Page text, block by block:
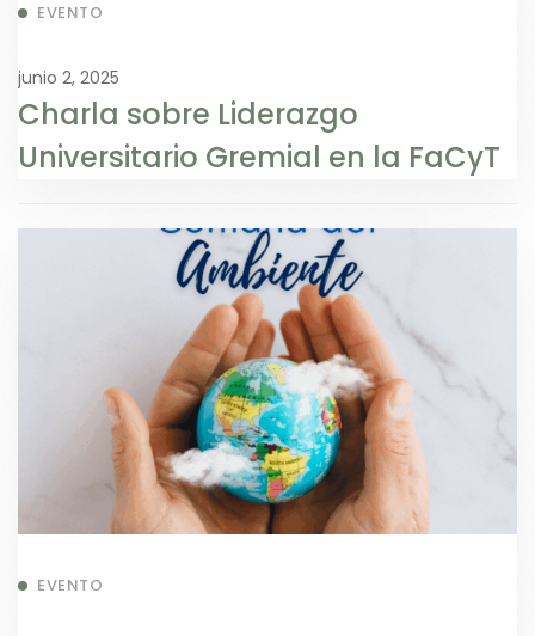
EVENTO
junio 2, 2025
Charla sobre Liderazgo
Universitario Gremial en la FaCyT
EVENTO